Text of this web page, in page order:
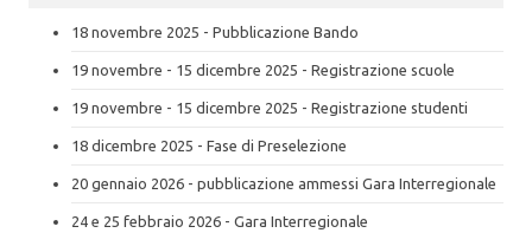
18 novembre 2025 - Pubblicazione Bando
19 novembre - 15 dicembre 2025 - Registrazione scuole
19 novembre - 15 dicembre 2025 - Registrazione studenti
18 dicembre 2025 - Fase di Preselezione
20 gennaio 2026 - pubblicazione ammessi Gara Interregionale
24 e 25 febbraio 2026 - Gara Interregionale